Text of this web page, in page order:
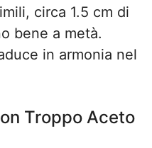
circa 1.5 cm di
bene a metà.
in armonia nel
Troppo Aceto